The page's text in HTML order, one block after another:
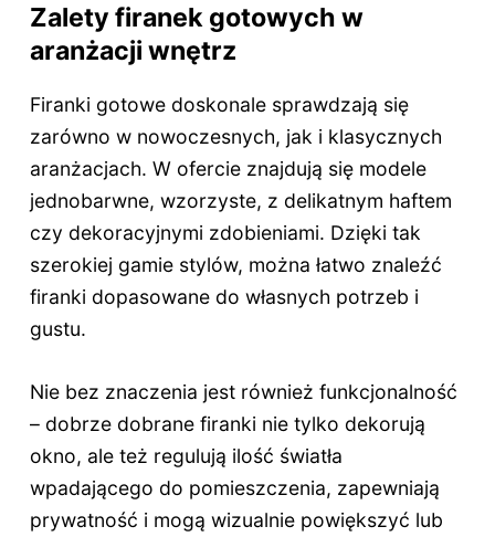
Zalety firanek gotowych w
aranżacji wnętrz
Firanki gotowe doskonale sprawdzają się
zarówno w nowoczesnych, jak i klasycznych
aranżacjach. W ofercie znajdują się modele
jednobarwne, wzorzyste, z delikatnym haftem
czy dekoracyjnymi zdobieniami. Dzięki tak
szerokiej gamie stylów, można łatwo znaleźć
firanki dopasowane do własnych potrzeb i
gustu.
Nie bez znaczenia jest również funkcjonalność
– dobrze dobrane firanki nie tylko dekorują
okno, ale też regulują ilość światła
wpadającego do pomieszczenia, zapewniają
prywatność i mogą wizualnie powiększyć lub